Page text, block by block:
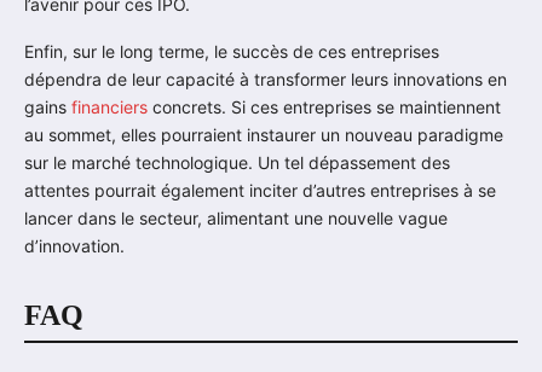
l’avenir pour ces IPO.
Enfin, sur le long terme, le succès de ces entreprises
dépendra de leur capacité à transformer leurs innovations en
gains financiers concrets. Si ces entreprises se maintiennent
au sommet, elles pourraient instaurer un nouveau paradigme
sur le marché technologique. Un tel dépassement des
attentes pourrait également inciter d’autres entreprises à se
lancer dans le secteur, alimentant une nouvelle vague
d’innovation.
FAQ